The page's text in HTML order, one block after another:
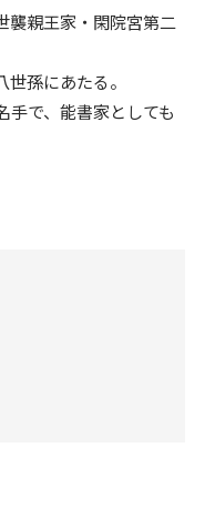
親王家・閑院宮第二
孫にあたる。
手で、能書家としても